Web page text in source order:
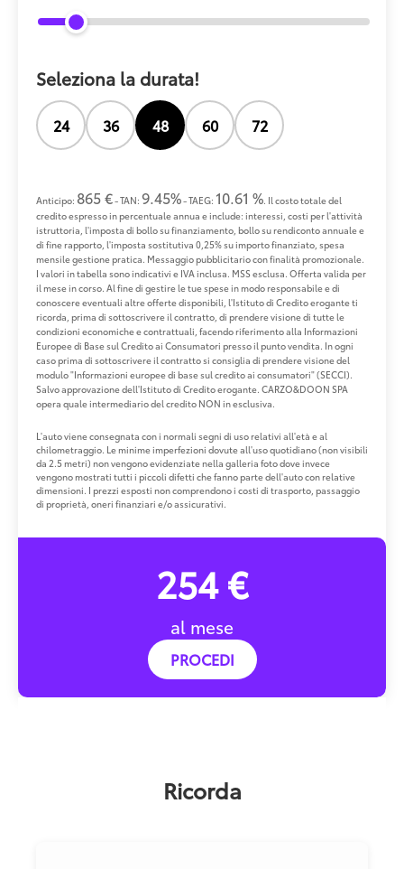
Seleziona la durata!
24 36 48 60 72
Anticipo: 865 €- TAN: 9.45%- TAEG: 10.61 %. Il costo totale del
credito espresso in percentuale annua e include: interessi, costi per l'attività
istruttoria, l'imposta di bollo su finanziamento, bollo su rendiconto annuale e
di fine rapporto, l'imposta sostitutiva 0,25% su importo finanziato, spesa
mensile gestione pratica. Messaggio pubblicitario con finalità promozionale.
I valori in tabella sono indicativi e IVA inclusa. MSS esclusa. Offerta valida per
il mese in corso. Al fine di gestire le tue spese in modo responsabile e di
conoscere eventuali altre offerte disponibili, l'Istituto di Credito erogante ti
ricorda, prima di sottoscrivere il contratto, di prendere visione di tutte le
condizioni economiche e contrattuali, facendo riferimento alla Informazioni
Europee di Base sul Credito ai Consumatori presso il punto vendita. In ogni
caso prima di sottoscrivere il contratto si consiglia di prendere visione del
modulo "Informazioni europee di base sul credito ai consumatori" (SECCI).
Salvo approvazione dell'Istituto di Credito erogante. CARZO&DOON SPA
opera quale intermediario del credito NON in esclusiva.
L'auto viene consegnata con i normali segni di uso relativi all'età e al
chilometraggio. Le minime imperfezioni dovute all'uso quotidiano (non visibili
da 2.5 metri) non vengono evidenziate nella galleria foto dove invece
vengono mostrati tutti i piccoli difetti che fanno parte dell'auto con relative
dimensioni. I prezzi esposti non comprendono i costi di trasporto, passaggio
di proprietà, oneri finanziari e/o assicurativi.
254 €
al mese
PROCEDI
Ricorda